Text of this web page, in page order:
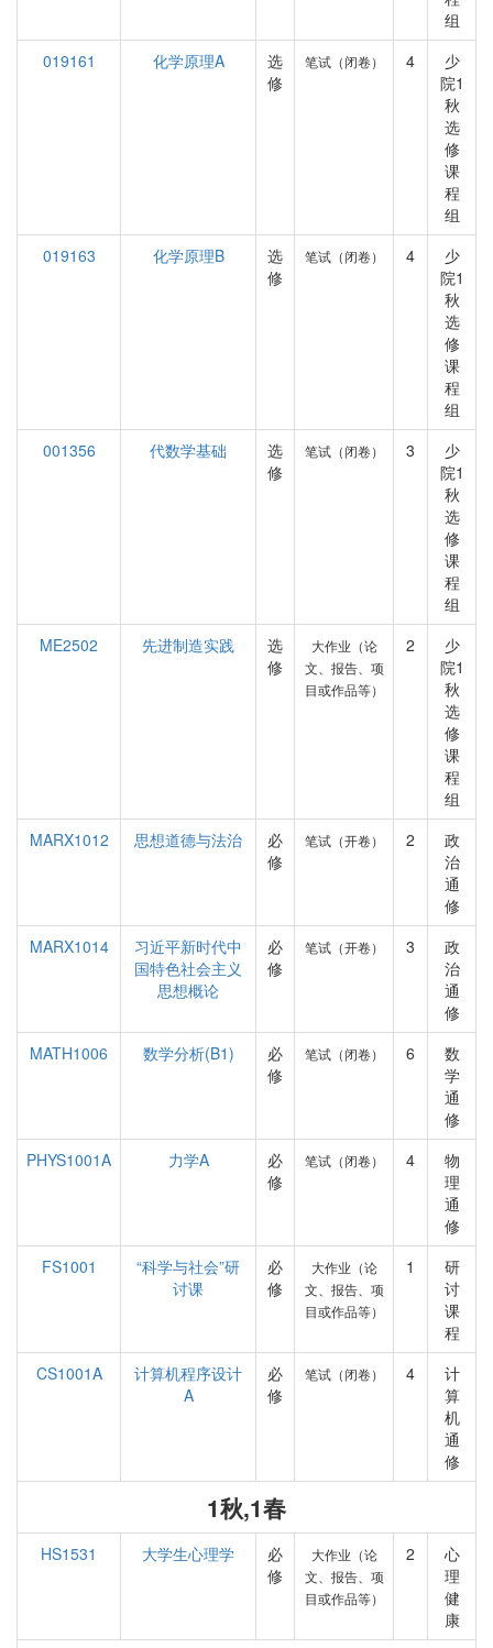
组
019161
化学原理A
选
修
笔试（闭卷） 4
少
院1
秋
选
修
课
程
组
019163
化学原理B
选
修
笔试（闭卷） 4
少
院1
秋
选
修
课
程
组
001356
代数学基础
选
修
笔试（闭卷） 3
少
院1
秋
选
修
课
程
组
ME2502
先进制造实践
选
修
大作业（论
文、报告、项
目或作品等）
2
少
院1
秋
选
修
课
程
组
MARX1012
思想道德与法治
必
修
笔试（开卷） 2
政
治
通
修
MARX1014
习近平新时代中
国特色社会主义
思想概论
必
修
笔试（开卷） 3
政
治
通
修
MATH1006
数学分析(B1)
必
修
笔试（闭卷） 6
数
学
通
修
PHYS1001A
力学A
必
修
笔试（闭卷） 4
物
理
通
修
FS1001
“科学与社会”研
讨课
必
修
大作业（论
文、报告、项
目或作品等）
1
研
讨
课
程
CS1001A
计算机程序设计
A
必
修
笔试（闭卷） 4
计
算
机
通
修
1秋,1春
HS1531 大学生心理学
必
修
大作业（论
文、报告、项
目或作品等）
2
心
理
健
康